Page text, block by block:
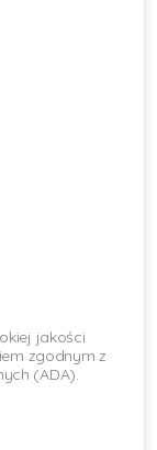
jakości
zgodnym z
(ADA).